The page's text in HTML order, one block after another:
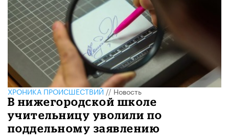
ХРОНИКА ПРОИСШЕСТВИЙ//Новость
В нижегородской школе
учительницу уволили по
поддельному заявлению